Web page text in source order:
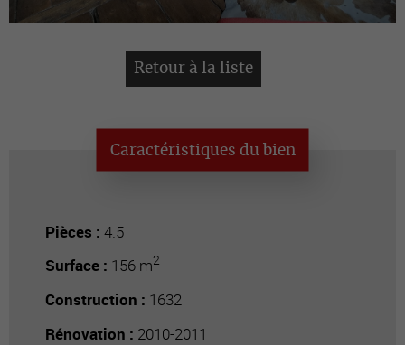
Retour à la liste
Caractéristiques du bien
Pièces : 4.5
Surface : 156 m2
Construction : 1632
Rénovation : 2010-2011